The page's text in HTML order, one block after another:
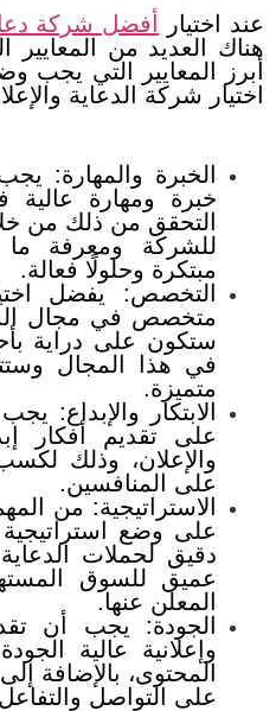
عند اختيار أفضل شركة
هناك العديد من المعايير
أبرز المعايير التي يجب
اختيار شركة الدعاية
الخبرة والمهارة:
خبرة ومهارة
التحقق من ذلك من
للشركة ومعرفة ما
مبتكرة وحلولًا فعالة.
التخصص: يفضل
متخصص في مجال
ستكون على دراية
في هذا المجال
متميزة.
الابتكار والإبداع:
على تقديم أفكار
والإعلان، وذلك
على المنافسين.
الاستراتيجية: من
على وضع
دقيق لحملات
عميق للسوق
المعلن عنها.
الجودة: يجب أن
وإعلانية عالية
المحتوى، بالإضافة
على التواصل